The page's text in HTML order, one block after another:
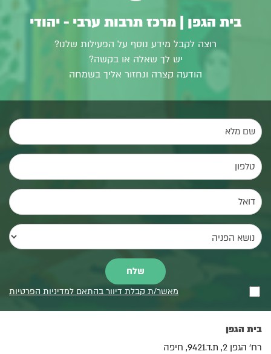
בית הגפן | מרכז תרבות ערבי - יהודי
רוצה לקבל מידע נוסף על הפעילות שלנו?
יש לך שאלה או בקשה?
הודעה קצרה ונחזור אליך בשמחה
מאשר/ת קבלת דיוור בהתאם למדיניות הפרטיות
בית הגפן
רח' הגפן 2, ת.ד.9421, חיפה